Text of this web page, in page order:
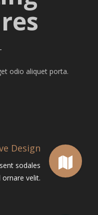
odio aliquet porta.
Design
sodales
ornare velit.